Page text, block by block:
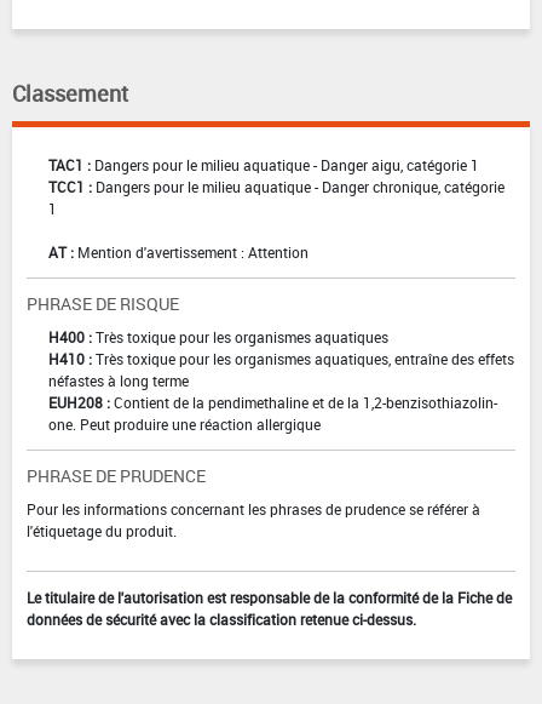
Classement
TAC1 : Dangers pour le milieu aquatique - Danger aigu, catégorie 1
TCC1 : Dangers pour le milieu aquatique - Danger chronique, catégorie
1
AT : Mention d'avertissement : Attention
PHRASE DE RISQUE
H400 :Très toxique pour les organismes aquatiques
H410 :Très toxique pour les organismes aquatiques, entraîne des effets
néfastes à long terme
EUH208 :Contient de la pendimethaline et de la 1,2-benzisothiazolin-
one. Peut produire une réaction allergique
PHRASE DE PRUDENCE
Pour les informations concernant les phrases de prudence se référer à
l'étiquetage du produit.
Le titulaire de l'autorisation est responsable de la conformité de la Fiche de
données de sécurité avec la classification retenue ci-dessus.